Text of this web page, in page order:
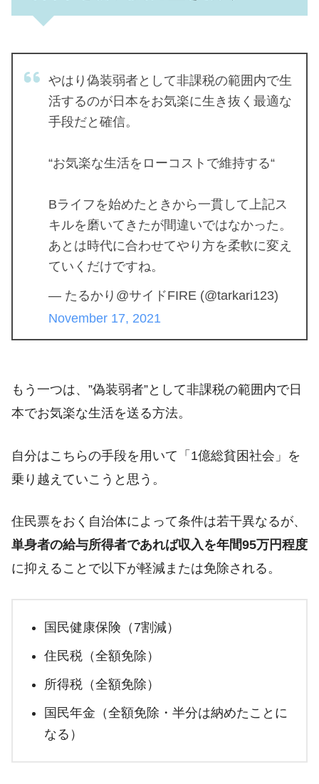
やはり偽装弱者として非課税の範囲内で生
活するのが日本をお気楽に生き抜く最適な
手段だと確信。
“お気楽な生活をローコストで維持する“
Bライフを始めたときから一貫して上記ス
キルを磨いてきたが間違いではなかった。
あとは時代に合わせてやり方を柔軟に変え
ていくだけですね。
— たるかり@サイドFIRE (@tarkari123)
November 17, 2021
もう一つは、”偽装弱者”として非課税の範囲内で日
本でお気楽な生活を送る方法。
自分はこちらの手段を用いて「1億総貧困社会」を
乗り越えていこうと思う。
住民票をおく自治体によって条件は若干異なるが、
単身者の給与所得者であれば収入を年間95万円程度
に抑えることで以下が軽減または免除される。
国民健康保険（7割減）
住民税（全額免除）
所得税（全額免除）
国民年金（全額免除・半分は納めたことに
なる）